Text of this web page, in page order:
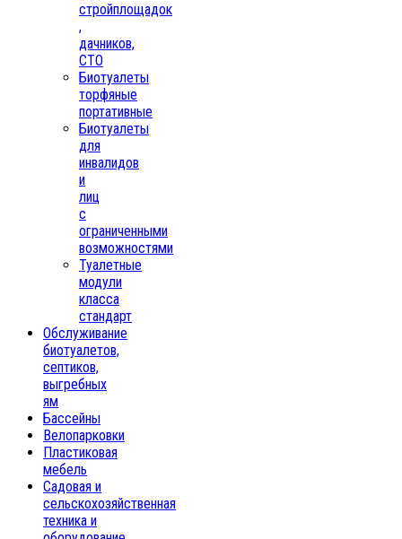
стройплощадок
,
дачников,
СТО
Биотуалеты
торфяные
портативные
Биотуалеты
для
инвалидов
и
лиц
с
ограниченными
возможностями
Туалетные
модули
класса
стандарт
Обслуживание
биотуалетов,
септиков,
выгребных
ям
Бассейны
Велопарковки
Пластиковая
мебель
Садовая и
сельскохозяйственная
техника и